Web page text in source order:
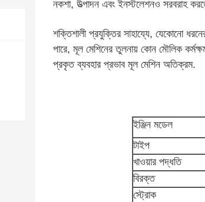
নকশা, উত্পাদন এবং ইনস্টলেশনও সরবরাহ
শক্তিশালী প্রযুক্তির সাহায্যে, যেকোনো
পারে, মূল মেশিনের তুলনায় কোন মৌলিক
প্রকৃত ব্যবহার প্রভাব মূল মেশিন অতিক্রম.
ইঞ্জিন মডেল
টাইপ
খাওয়ার পদ্ধতি
বিরক্ত
স্ট্রোক